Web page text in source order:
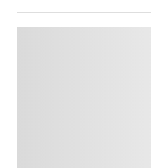
Dossier
Eglises Foi